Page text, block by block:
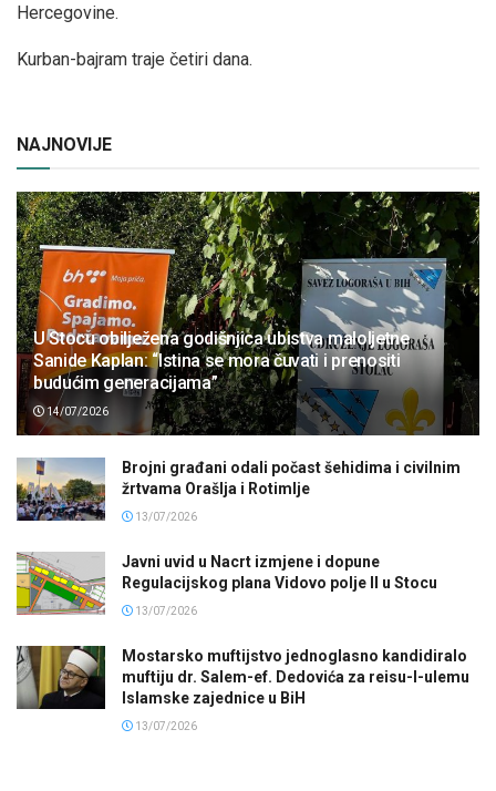
Hercegovine.
Kurban-bajram traje četiri dana.
NAJNOVIJE
U Stocu obilježena godišnjica ubistva maloljetne
Sanide Kaplan: “Istina se mora čuvati i prenositi
budućim generacijama”
14/07/2026
Brojni građani odali počast šehidima i civilnim
žrtvama Orašlja i Rotimlje
13/07/2026
Javni uvid u Nacrt izmjene i dopune
Regulacijskog plana Vidovo polje II u Stocu
13/07/2026
Mostarsko muftijstvo jednoglasno kandidiralo
muftiju dr. Salem-ef. Dedovića za reisu-l-ulemu
Islamske zajednice u BiH
13/07/2026